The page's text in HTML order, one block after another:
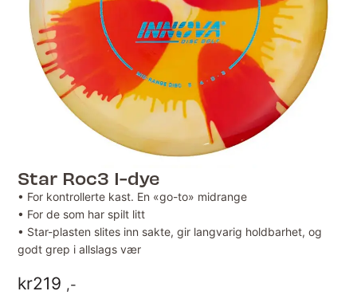
Star Roc3 I-dye
• For kontrollerte kast. En «go-to» midrange
• For de som har spilt litt
• Star-plasten slites inn sakte, gir langvarig holdbarhet, og
godt grep i allslags vær
kr219 ,-